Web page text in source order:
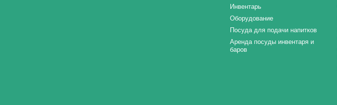
Инвентарь
Оборудование
Посуда для подачи напитков
Аренда посуды инвентаря и
баров